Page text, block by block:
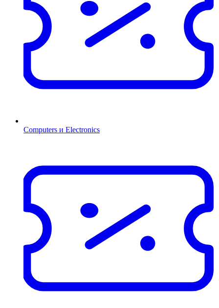
Computers и Electronics